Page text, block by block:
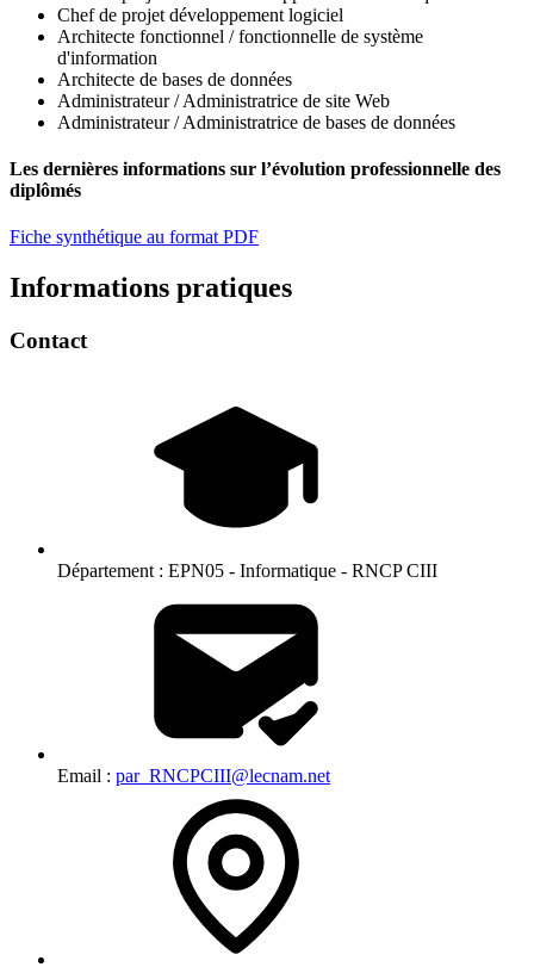
Chef de projet développement logiciel
Architecte fonctionnel / fonctionnelle de système
d'information
Architecte de bases de données
Administrateur / Administratrice de site Web
Administrateur / Administratrice de bases de données
Les dernières informations sur l’évolution professionnelle des
diplômés
Fiche synthétique au format PDF
Informations pratiques
Contact
Département : EPN05 - Informatique - RNCP CIII
Email : par_RNCPCIII@lecnam.net